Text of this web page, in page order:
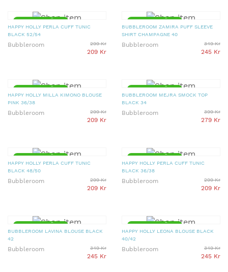
▼ 30% PRISSÄNKT
HAPPY HOLLY PERLA CUFF TUNIC
BLACK 52/54
Bubbleroom 299 Kr
209 Kr
▼ 30% PRISSÄNKT
BUBBLEROOM ZAMIRA PUFF SLEEVE
SHIRT CHAMPAGNE 40
Bubbleroom 349 Kr
245 Kr
▼ 30% PRISSÄNKT
HAPPY HOLLY MILLA KIMONO BLOUSE
PINK 36/38
Bubbleroom 299 Kr
209 Kr
▼ 30% PRISSÄNKT
BUBBLEROOM MEJRA SMOCK TOP
BLACK 34
Bubbleroom 399 Kr
279 Kr
▼ 30% PRISSÄNKT
HAPPY HOLLY PERLA CUFF TUNIC
BLACK 48/50
Bubbleroom 299 Kr
209 Kr
▼ 30% PRISSÄNKT
HAPPY HOLLY PERLA CUFF TUNIC
BLACK 36/38
Bubbleroom 299 Kr
209 Kr
▼ 30% PRISSÄNKT
BUBBLEROOM LAVINA BLOUSE BLACK
42
Bubbleroom 349 Kr
245 Kr
▼ 30% PRISSÄNKT
HAPPY HOLLY LEONA BLOUSE BLACK
40/42
Bubbleroom 349 Kr
245 Kr